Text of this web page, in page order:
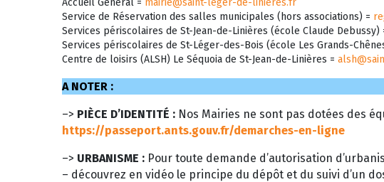
Service de Réservation des salles municipales (hors associations) =
Services périscolaires de St-Jean-de-Linières (école Claude Debussy)
Services périscolaires de St-Léger-des-Bois (école Les Grands-
Centre de loisirs (ALSH) Le Séquoia de St-Jean-de-Linières =
A NOTER :
–> PIÈCE D’IDENTITÉ : Nos Mairies ne sont pas dotées des
https://passeport.ants.gouv.fr/demarches-en-ligne
–> URBANISME : Pour toute demande d’autorisation
– découvrez en vidéo le principe du dépôt et du suivi d’un